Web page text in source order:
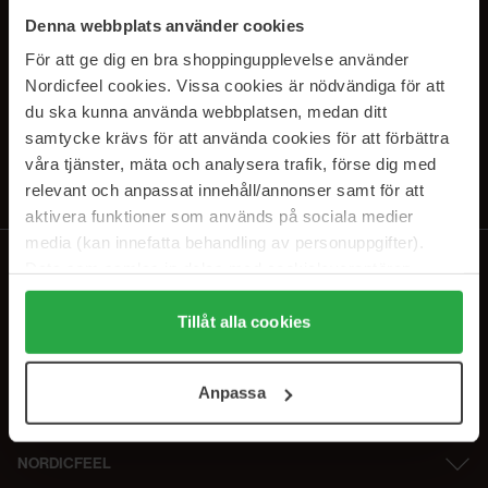
Denna webbplats använder cookies
För att ge dig en bra shoppingupplevelse använder
Nordicfeel cookies. Vissa cookies är nödvändiga för att
du ska kunna använda webbplatsen, medan ditt
samtycke krävs för att använda cookies för att förbättra
våra tjänster, mäta och analysera trafik, förse dig med
relevant och anpassat innehåll/annonser samt för att
aktivera funktioner som används på sociala medier
media (kan innefatta behandling av personuppgifter).
Genom att trycka på "Tillåt alla cookies" accepterar du
alla cookies, medan du under "Detaljer" kan anpassa
användningen av cookies. Du kan när som helst återkalla
samt vår Integritetspolicy.
Tillåt alla cookies
Anpassa
SUBSCRIBE TO OUR
NEWSLETTER
Ved at abonnere accepterer du voresprivatlivspolitik. Afmeld til enhver
tid.
NORDICFEEL